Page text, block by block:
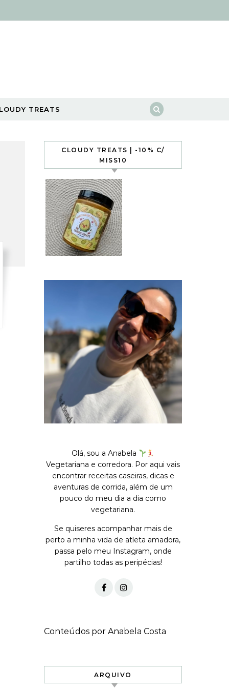
TREATS
CLOUDY TREATS | -10% C/
MISS10
Olá, sou a Anabela
Vegetariana e corredora. Por aqui vais
encontrar receitas caseiras, dicas e
aventuras de corrida, além de um
pouco do meu dia a dia como
vegetariana.
Se quiseres acompanhar mais de
perto a minha vida de atleta amadora,
passa pelo meu Instagram, onde
partilho todas as peripécias!
Conteúdos por Anabela Costa
ARQUIVO